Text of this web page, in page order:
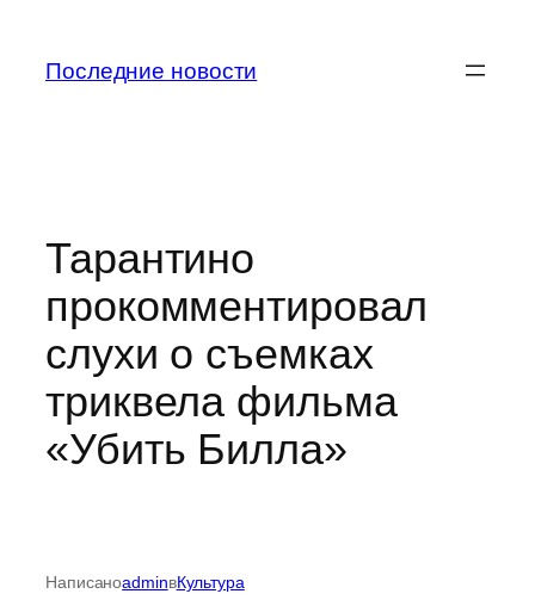
содержимому
Последние новости
Тарантино
прокомментировал
слухи о съемках
триквела фильма
«Убить Билла»
НаписаноadminвКультура